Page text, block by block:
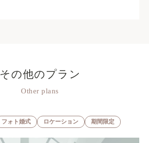
その他のプラン
Other plans
フォト婚式 ロケーション 期間限定